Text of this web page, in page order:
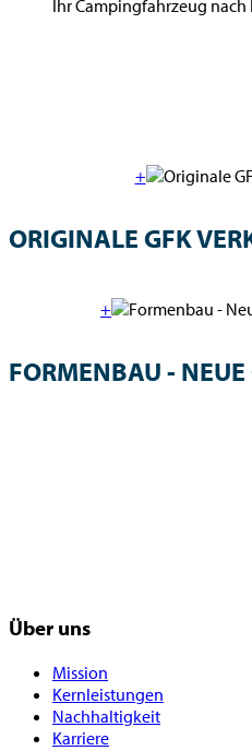
Ihr Campingfahrzeug
+
ORIGINALE GFK
+
FORMENBAU -
Über uns
Mission
Kernleistungen
Nachhaltigkeit
Karriere